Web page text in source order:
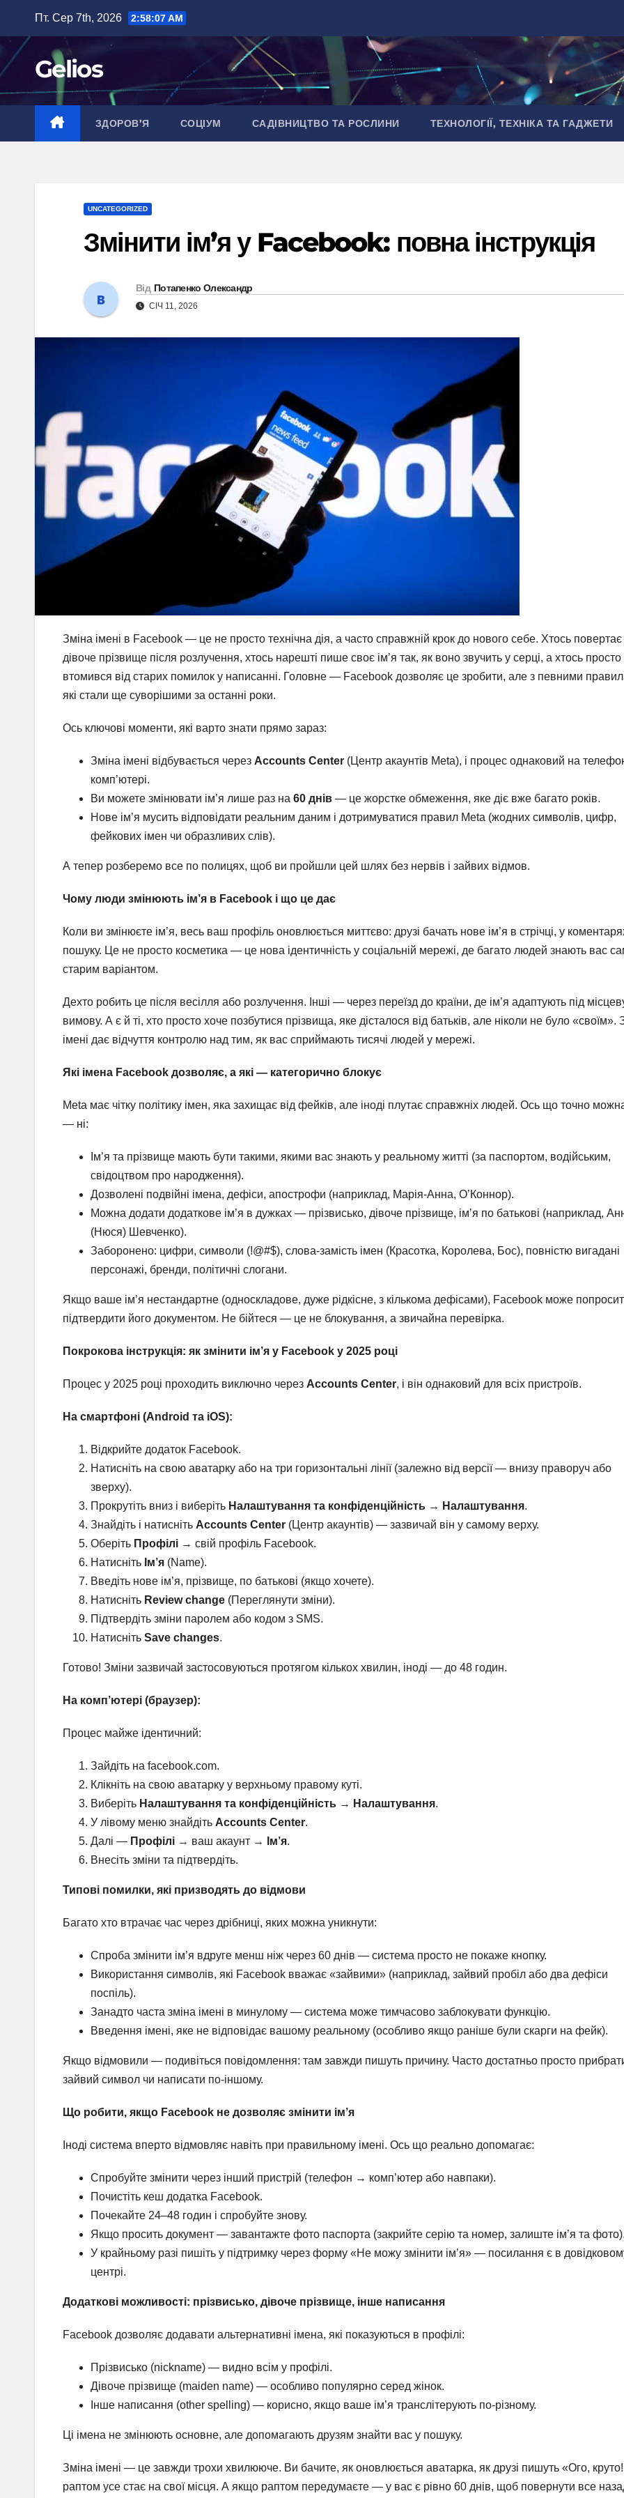
вмісту
Пт. Сер 7th, 2026 2:58:08 AM
Gelios
ЗДОРОВ’Я СОЦІУМ САДІВНИЦТВО ТА РОСЛИНИ ТЕХНОЛОГІЇ, ТЕХНІКА ТА ГАДЖЕТИ
UNCATEGORIZED
Змінити ім’я у Facebook: повна інструкція
Від Потапенко Олександр
СІЧ 11, 2026
Зміна імені в Facebook — це не просто технічна дія, а часто справжній крок до нового себе. Хтось повертає
дівоче прізвище після розлучення, хтось нарешті пише своє ім’я так, як воно звучить у серці, а хтось просто
втомився від старих помилок у написанні. Головне — Facebook дозволяє це зробити, але з певними
які стали ще суворішими за останні роки.
Ось ключові моменти, які варто знати прямо зараз:
Зміна імені відбувається через Accounts Center (Центр акаунтів Meta), і процес однаковий на
комп’ютері.
Ви можете змінювати ім’я лише раз на 60 днів — це жорстке обмеження, яке діє вже багато років.
Нове ім’я мусить відповідати реальним даним і дотримуватися правил Meta (жодних символів, цифр,
фейкових імен чи образливих слів).
А тепер розберемо все по полицях, щоб ви пройшли цей шлях без нервів і зайвих відмов.
Чому люди змінюють ім’я в Facebook і що це дає
Коли ви змінюєте ім’я, весь ваш профіль оновлюється миттєво: друзі бачать нове ім’я в стрічці, у
пошуку. Це не просто косметика — це нова ідентичність у соціальній мережі, де багато людей знають вас
старим варіантом.
Дехто робить це після весілля або розлучення. Інші — через переїзд до країни, де ім’я адаптують під
вимову. А є й ті, хто просто хоче позбутися прізвища, яке дісталося від батьків, але ніколи не було «своїм».
імені дає відчуття контролю над тим, як вас сприймають тисячі людей у мережі.
Які імена Facebook дозволяє, а які — категорично блокує
Meta має чітку політику імен, яка захищає від фейків, але іноді плутає справжніх людей. Ось що точно
— ні:
Ім’я та прізвище мають бути такими, якими вас знають у реальному житті (за паспортом, водійським,
свідоцтвом про народження).
Дозволені подвійні імена, дефіси, апострофи (наприклад, Марія-Анна, О’Коннор).
Можна додати додаткове ім’я в дужках — прізвисько, дівоче прізвище, ім’я по батькові (наприклад,
(Нюся) Шевченко).
Заборонено: цифри, символи (!@#$), слова-замість імен (Красотка, Королева, Бос), повністю вигадані
персонажі, бренди, політичні слогани.
Якщо ваше ім’я нестандартне (односкладове, дуже рідкісне, з кількома дефісами), Facebook може
підтвердити його документом. Не бійтеся — це не блокування, а звичайна перевірка.
Покрокова інструкція: як змінити ім’я у Facebook у 2025 році
Процес у 2025 році проходить виключно через Accounts Center, і він однаковий для всіх пристроїв.
На смартфоні (Android та iOS):
Відкрийте додаток Facebook.
Натисніть на свою аватарку або на три горизонтальні лінії (залежно від версії — внизу праворуч або
зверху).
Прокрутіть вниз і виберіть Налаштування та конфіденційність → Налаштування.
Знайдіть і натисніть Accounts Center (Центр акаунтів) — зазвичай він у самому верху.
Оберіть Профілі → свій профіль Facebook.
Натисніть Ім’я (Name).
Введіть нове ім’я, прізвище, по батькові (якщо хочете).
Натисніть Review change (Переглянути зміни).
Підтвердіть зміни паролем або кодом з SMS.
Натисніть Save changes.
Готово! Зміни зазвичай застосовуються протягом кількох хвилин, іноді — до 48 годин.
На комп’ютері (браузер):
Процес майже ідентичний:
Зайдіть на facebook.com.
Клікніть на свою аватарку у верхньому правому куті.
Виберіть Налаштування та конфіденційність → Налаштування.
У лівому меню знайдіть Accounts Center.
Далі — Профілі → ваш акаунт → Ім’я.
Внесіть зміни та підтвердіть.
Типові помилки, які призводять до відмови
Багато хто втрачає час через дрібниці, яких можна уникнути:
Спроба змінити ім’я вдруге менш ніж через 60 днів — система просто не покаже кнопку.
Використання символів, які Facebook вважає «зайвими» (наприклад, зайвий пробіл або два дефіси
поспіль).
Занадто часта зміна імені в минулому — система може тимчасово заблокувати функцію.
Введення імені, яке не відповідає вашому реальному (особливо якщо раніше були скарги на фейк).
Якщо відмовили — подивіться повідомлення: там завжди пишуть причину. Часто достатньо просто
зайвий символ чи написати по-іншому.
Що робити, якщо Facebook не дозволяє змінити ім’я
Іноді система вперто відмовляє навіть при правильному імені. Ось що реально допомагає:
Спробуйте змінити через інший пристрій (телефон → комп’ютер або навпаки).
Почистіть кеш додатка Facebook.
Почекайте 24–48 годин і спробуйте знову.
Якщо просить документ — завантажте фото паспорта (закрийте серію та номер, залиште ім’я та
У крайньому разі пишіть у підтримку через форму «Не можу змінити ім’я» — посилання є в
центрі.
Додаткові можливості: прізвисько, дівоче прізвище, інше написання
Facebook дозволяє додавати альтернативні імена, які показуються в профілі:
Прізвисько (nickname) — видно всім у профілі.
Дівоче прізвище (maiden name) — особливо популярно серед жінок.
Інше написання (other spelling) — корисно, якщо ваше ім’я транслітерують по-різному.
Ці імена не змінюють основне, але допомагають друзям знайти вас у пошуку.
Зміна імені — це завжди трохи хвилююче. Ви бачите, як оновлюється аватарка, як друзі пишуть «Ого,
раптом усе стає на свої місця. А якщо раптом передумаєте — у вас є рівно 60 днів, щоб повернути все